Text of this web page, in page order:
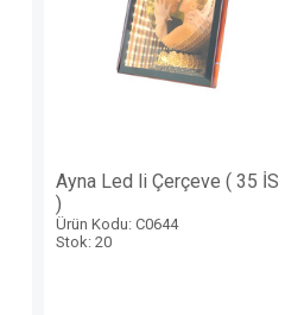
Ayna Led li Çerçeve ( 35 İS
)
Ürün Kodu: C0644
Stok: 20